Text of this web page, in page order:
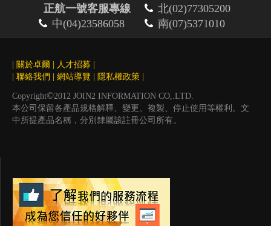
正航一號客服專線
北(02)77305200
中(04)23586058
南(07)5371010
關於卓爾 人才招募
聯絡我們 網站導覽 隱私權政策
Copyright©2012 JOIN2 INFORMATION CO,.LTD.
本公司保留各產品規格解釋、變更、複製、停止使用等權利。文
中所提產品名稱，分別隸屬該註冊公司所有。